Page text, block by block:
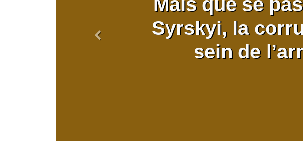
Mais que se
Syrskyi, la
sein de
Précédent